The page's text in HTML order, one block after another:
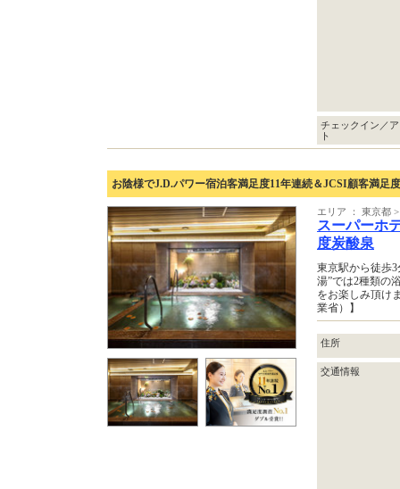
チェックイン／
ト
お陰様でJ.D.パワー宿泊客満足度11年連続＆JCSI顧客満足
エリア ： 東京都
スーパーホ
度炭酸泉
東京駅から徒歩
湯”では2種類の
をお楽しみ頂け
業省）】
住所
交通情報